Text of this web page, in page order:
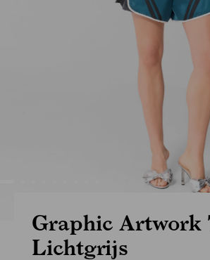
Graphic Artwork
Lichtgrijs